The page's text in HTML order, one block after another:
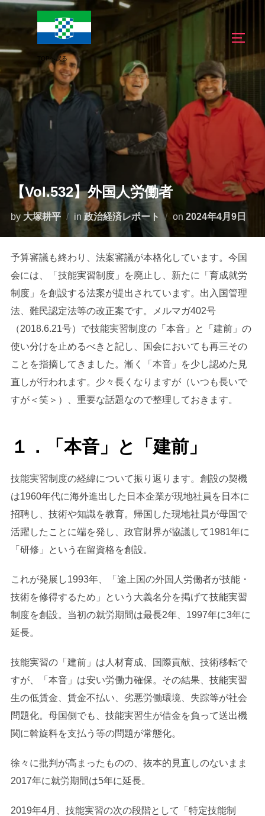
コ
ツ
へ
プ
【Vol.532】外国人労働者
by 大塚耕平 in 政治経済レポート on 投
2024年4月9日
予算審議も終わり、法案審議が本格化しています。今国
会には、「技能実習制度」を廃止し、新たに「育成就労
制度」を創設する法案が提出されています。出入国管理
法、難民認定法等の改正案です。メルマガ402号
（2018.6.21号）で技能実習制度の「本音」と「建前」の
使い分けを止めるべきと記し、国会においても再三その
ことを指摘してきました。漸く「本音」を少し認めた見
直しが行われます。少々長くなりますが（いつも長いで
すが＜笑＞）、重要な話題なので整理しておきます。
１．「本音」と「建前」
技能実習制度の経緯について振り返ります。創設の契機
は1960年代に海外進出した日本企業が現地社員を日本に
招聘し、技術や知識を教育。帰国した現地社員が母国で
活躍したことに端を発し、政官財界が協議して1981年に
「研修」という在留資格を創設。
これが発展し1993年、「途上国の外国人労働者が技能・
技術を修得するため」という大義名分を掲げて技能実習
制度を創設。当初の就労期間は最長2年、1997年に3年に
延長。
技能実習の「建前」は人材育成、国際貢献、技術移転で
すが、「本音」は安い労働力確保。その結果、技能実習
生の低賃金、賃金不払い、劣悪労働環境、失踪等が社会
問題化。母国側でも、技能実習生が借金を負って送出機
関に斡旋料を支払う等の問題が常態化。
徐々に批判が高まったものの、抜本的見直しのないまま
2017年に就労期間は5年に延長。
2019年4月、技能実習の次の段階として「特定技能制